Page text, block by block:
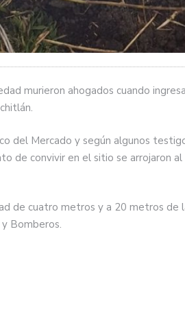
murieron ahogados cuando
del Mercado y según algunos
de convivir en el sitio se arrojaron al
de cuatro metros y a 20 metros de
Bomberos.